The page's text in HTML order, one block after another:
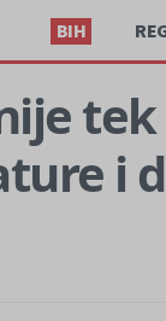
BIH
tek
i